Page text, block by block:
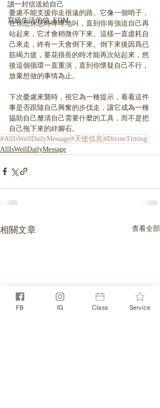
讀一封信送給自己
寫給生活的信_EDM
憂慮不能支援你走很遠的路。它像一個哨子，
在你想休息時嗶嗶地叫，直到你肯強迫自己再
站起來，它才會稍微停下來。這樣一直虛耗自
己來走，終有一天會倒下來。倒下來後因爲已
筋竭力疲，要花很長的時才能再次站起來，然
後這個循環一直重演，直到你懷疑自己不行，
放棄想做的事情為止。
下次憂慮來襲時，視它為一種提示，看看這件
事是否跟隨自己興奮的步伐走，讓它成為一種
協助自己釐清自己需要什麼的工具，而不是把
自己拖下來的絆腳石。
#AllIsWellDailyMessage#天使信息 #DivineTiming
AllIsWellDailyMessage
相關文章 查看全部
FB IG Class Service